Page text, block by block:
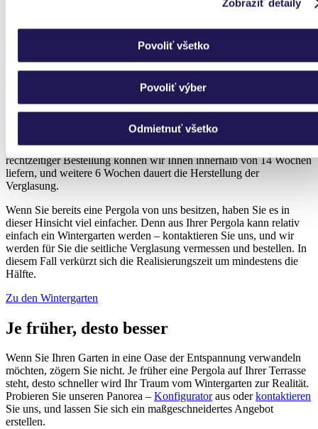
Zobraziť detaily
Povoliť všetko
Povoliť výber
Odmietnuť všetko
Jeder, der einen Garten besitzt, wird Ihnen bestätigen, dass Sie sich
um ihn kümmern müssen, damit die Bäume, Sträucher und Pflanzen
wachsen und Ihnen eine wunderschöne Umgebung bieten können.
Dafür brauchen sie nicht nur Pflege, sondern vor allem Zeit.
Se zimní zahradou je to podobný příběh. Pokud z ní chcete mít
radost na podzim, už teď je nejvyšší čas začít Mit einem
Wintergarten ist es ähnlich. Wenn Sie im Herbst Freude daran haben
möchten, ist es höchste Zeit, mit dem Bau zu beginnen. Bei
rechtzeitiger Bestellung können wir Ihnen innerhalb von 14 Wochen
liefern, und weitere 6 Wochen dauert die Herstellung der
Verglasung.
Wenn Sie bereits eine Pergola von uns besitzen, haben Sie es in
dieser Hinsicht viel einfacher. Denn aus Ihrer Pergola kann relativ
einfach ein Wintergarten werden – kontaktieren Sie uns, und wir
werden für Sie die seitliche Verglasung vermessen und bestellen. In
diesem Fall verkürzt sich die Realisierungszeit um mindestens die
Hälfte.
Zu den Wintergarten
Je früher, desto besser
Wenn Sie Ihren Garten in eine Oase der Entspannung verwandeln
möchten, zögern Sie nicht. Je früher eine Pergola auf Ihrer Terrasse
steht, desto schneller wird Ihr Traum vom Wintergarten zur Realität.
Probieren Sie unseren Panorea – Konfiguratoraus oderkontaktieren
Sie uns, und lassen Sie sich ein maßgeschneidertes Angebot
erstellen.